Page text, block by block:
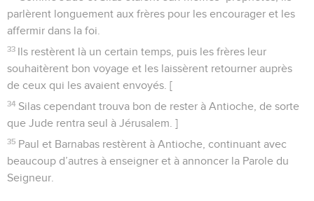
parlèrent longuement aux frères pour les encourager et les
affermir dans la foi.
33 Ils restèrent là un certain temps, puis les frères leur
souhaitèrent bon voyage et les laissèrent retourner auprès
de ceux qui les avaient envoyés. [
34 Silas cependant trouva bon de rester à Antioche, de sorte
que Jude rentra seul à Jérusalem. ]
35 Paul et Barnabas restèrent à Antioche, continuant avec
beaucoup d’autres à enseigner et à annoncer la Parole du
Seigneur.